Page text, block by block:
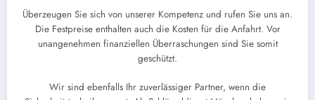
Überzeugen Sie sich von unserer Kompetenz und rufen Sie uns an.
Die Festpreise enthalten auch die Kosten für die Anfahrt. Vor
unangenehmen finanziellen Überraschungen sind Sie somit
geschützt.
Wir sind ebenfalls Ihr zuverlässiger Partner, wenn die